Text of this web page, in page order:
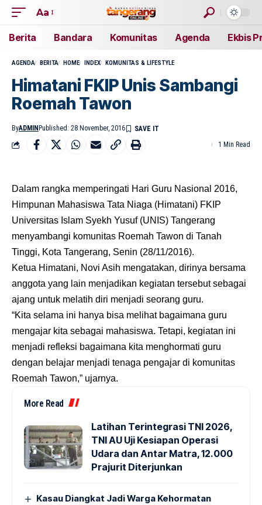
Aa
Berita Bandara Komunitas Agenda Ekbis
AGENDA BERITA HOME INDEX KOMUNITAS & LIFESTYLE
Himatani FKIP Unis Sambangi
Roemah Tawon
ByADMIN Published: 28 November, 2016
1 Min Read
Dalam rangka memperingati Hari Guru Nasional 2016,
Himpunan Mahasiswa Tata Niaga (Himatani) FKIP
Universitas Islam Syekh Yusuf (UNIS) Tangerang
menyambangi komunitas Roemah Tawon di Tanah
Tinggi, Kota Tangerang, Senin (28/11/2016).
Ketua Himatani, Novi Asih mengatakan, dirinya bersama
anggota yang lain menjadikan kegiatan tersebut sebagai
ajang untuk melatih diri menjadi seorang guru.
“Kita selama ini hanya bisa melihat bagaimana guru
mengajar kita sebagai mahasiswa. Tetapi, kegiatan ini
menjadi refleksi bagaimana kita menghormati guru
dengan belajar menjadi tenaga pengajar di komunitas
Roemah Tawon,” ujarnya.
More Read
Latihan Terintegrasi TNI 2026,
TNI AU Uji Kesiapan Operasi
Udara dan Antar Matra, 12.000
Prajurit Diterjunkan
Kasau Diangkat Jadi Warga Kehormatan